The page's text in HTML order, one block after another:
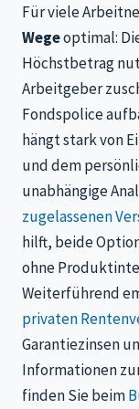
Für viele
Wegeoptimal:
Höchstbetrag
Arbeitgeber
Fondspolice
hängt stark von
und dem
unabhängige
zugelassenen
hilft, beide
ohne
Weiterführend
privaten
Garantiezinsen
Informationen
finden Sie beim